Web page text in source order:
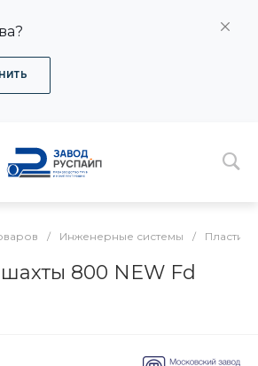
/ Инженерные системы /
800 NEW Fd